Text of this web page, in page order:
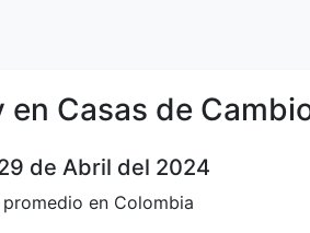
en Casas de
de Abril del 2024
en Colombia